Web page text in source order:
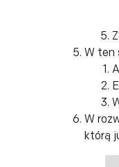
W ten
W
którą